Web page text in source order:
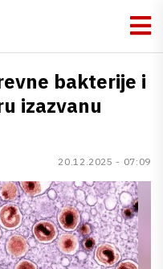
bakterije i
izazvanu
20.12.2025 - 07:09